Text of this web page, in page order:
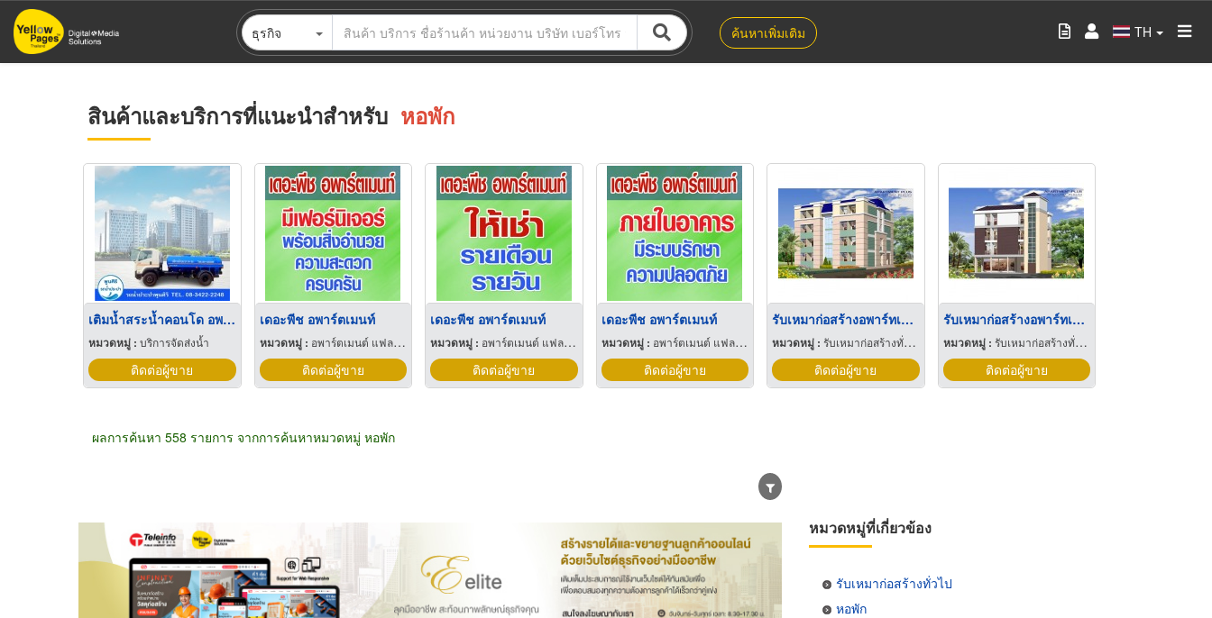
ข้าม
ไป
ธุรกิจ ค้นหาเพิ่มเติม TH
สินค้าและบริการที่แนะนำสำหรับ หอพัก
เติมน้ำสระน้ำคอนโด อพาร์ทเมนท์
หมวดหมู่ : บริการจัดส่งน้ำ
ติดต่อผู้ขาย
เดอะพีช อพาร์ตเมนท์
หมวดหมู่ : อพาร์ตเมนต์ แฟลตและเกสต์เฮ้าส์
ติดต่อผู้ขาย
เดอะพีช อพาร์ตเมนท์
หมวดหมู่ : อพาร์ตเมนต์ แฟลตและเกสต์เฮ้าส์
ติดต่อผู้ขาย
เดอะพีช อพาร์ตเมนท์
หมวดหมู่ : อพาร์ตเมนต์ แฟลตและเกสต์เฮ้าส์
ติดต่อผู้ขาย
รับเหมาก่อสร้างอพาร์ทเมนท์
หมวดหมู่ : รับเหมาก่อสร้างทั่วไป
ติดต่อผู้ขาย
รับเหมาก่อสร้างอพาร์ทเมนท์
หมวดหมู่ : รับเหมาก่อสร้างทั่วไป
ติดต่อผู้ขาย
ผลการค้นหา 558 รายการ จากการค้นหาหมวดหมู่ หอพัก
ขายส่ง ขายปลีก ผู้ผลิต ตัวแทนจัดจำหน่าย ผู้ส่งออก/นำเข้า ธุรกิจบริการ
หมวดหมู่ที่เกี่ยวข้อง
รับเหมาก่อสร้างทั่วไป
หอพัก